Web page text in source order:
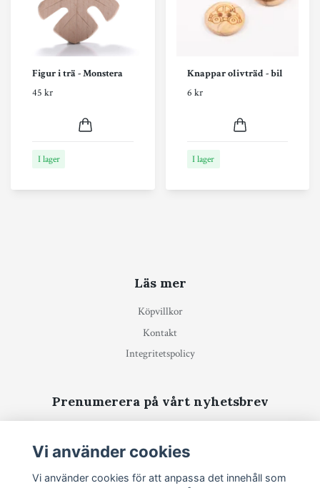
Figur i trä - Monstera
45 kr
I lager
Knappar olivträd - bil
6 kr
I lager
Läs mer
Köpvillkor
Kontakt
Integritetspolicy
Prenumerera på vårt nyhetsbrev
Vi använder cookies
Vi använder cookies för att anpassa det innehåll som